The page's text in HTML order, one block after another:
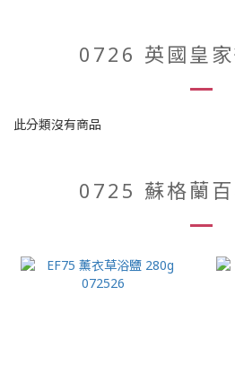
0726 英國皇家
此分類沒有商品
0725 蘇格蘭百